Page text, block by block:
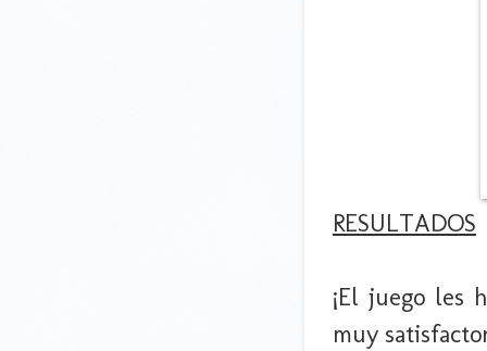
RESULTADOS
¡El juego les
muy